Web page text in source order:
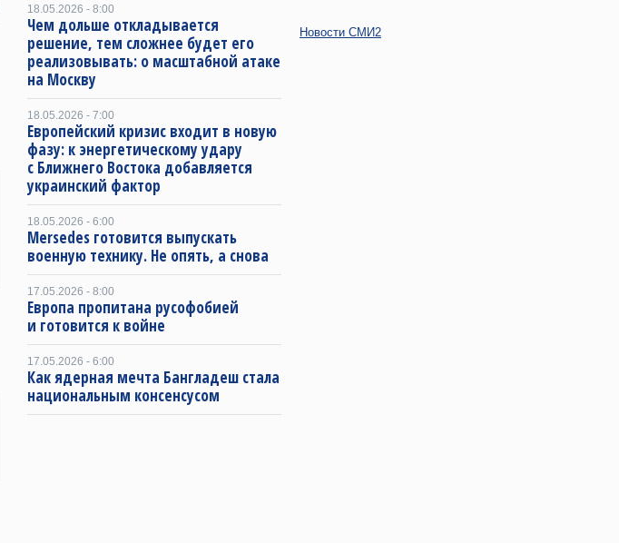
18.05.2026 - 8:00
Чем дольше откладывается
решение, тем сложнее будет его
реализовывать: о масштабной атаке
на Москву
18.05.2026 - 7:00
Европейский кризис входит в новую
фазу: к энергетическому удару
с Ближнего Востока добавляется
украинский фактор
18.05.2026 - 6:00
Mersedes готовится выпускать
военную технику. Не опять, а снова
17.05.2026 - 8:00
Европа пропитана русофобией
и готовится к войне
17.05.2026 - 6:00
Как ядерная мечта Бангладеш стала
национальным консенсусом
Новости СМИ2